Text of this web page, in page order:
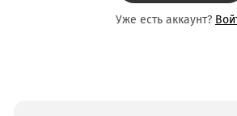
Уже есть аккаунт?